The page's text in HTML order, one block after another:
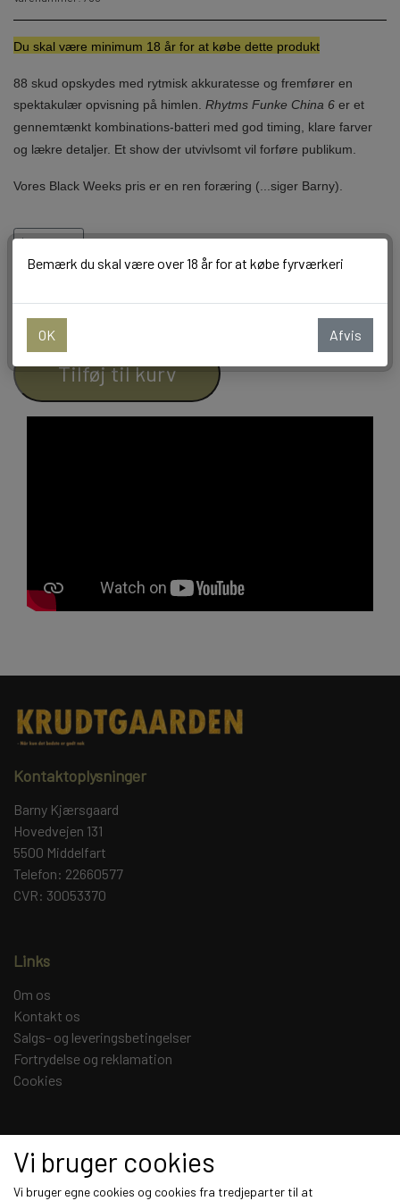
BALLONER
Du skal være minimum 18 år for at købe dette produkt
88 skud opskydes med rytmisk akkuratesse og fremfører en
spektakulær opvisning på himlen. Rhytms Funke China 6 er et
gennemtænkt kombinations-batteri med god timing, klare farver
og lækre detaljer. Et show der utvivlsomt vil forføre publikum.
Vores Black Weeks pris er en ren foræring (...siger Barny).
Læs mere
− +
Tilføj til kurv
Kontaktoplysninger
Barny Kjærsgaard
Hovedvejen 131
5500 Middelfart
Telefon: 22660577
CVR: 30053370
Links
Om os
Kontakt os
Salgs- og leveringsbetingelser
Fortrydelse og reklamation
Cookies
Vi bruger cookies
Vi bruger egne cookies og cookies fra tredjeparter til at
Bemærk du skal være over 18 år for at købe fyrværkeri
OK Afvis